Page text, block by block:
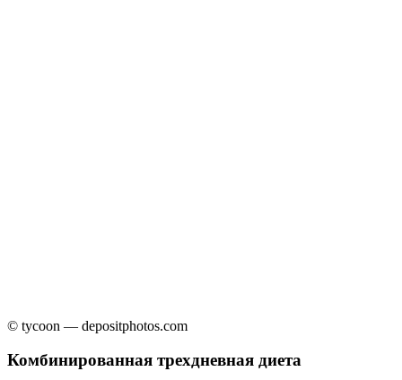
© tycoon — depositphotos.com
Комбинированная трехдневная диета